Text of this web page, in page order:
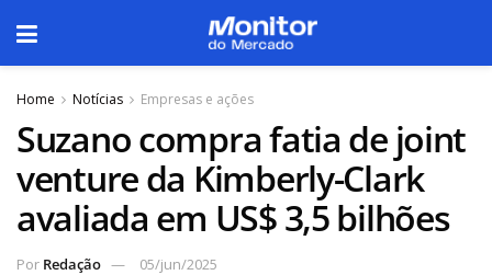
Home Notícias Empresas e ações
Suzano compra fatia de joint
venture da Kimberly-Clark
avaliada em US$ 3,5 bilhões
Por Redação 05/jun/2025